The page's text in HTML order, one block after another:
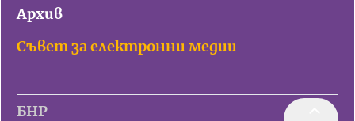
Архив
Съвет за електронни медии
БНР